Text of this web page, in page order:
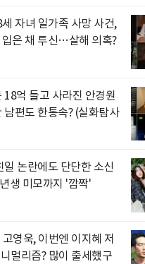
자녀 일가족 사망 사건,
입은 채 투신…살해 의혹?
18억 들고 사라진 안경원
남편도 한통속? (실화탐사
일 논란에도 단단한 소신
생 미모까지 '깜짝'
영욱, 이번엔 이지혜 저
멀리즘? 많이 출세했구